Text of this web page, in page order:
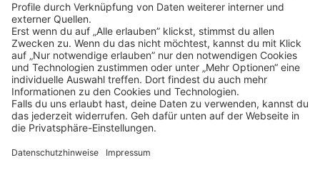
Klickehier, um alle offenen Jobs zu sehen.
Impressum Datenschutz
Privatsphäre-Einstellungen
FAQ
Veranstaltungen
Sitemap